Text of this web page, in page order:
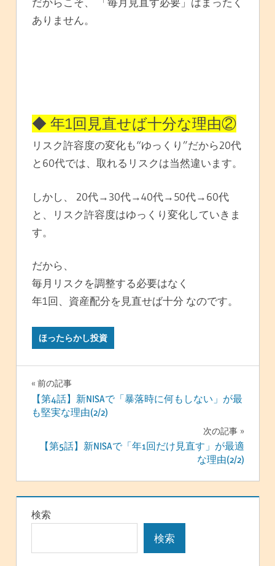
ありません。
◆ 年1回見直せば十分な理由②
リスク許容度の変化も“ゆっくり”だから20代
と60代では、取れるリスクは当然違います。
しかし、 20代→30代→40代→50代→60代
と、リスク許容度はゆっくり変化していきま
す。
だから、
毎月リスクを調整する必要はなく
年1回、資産配分を見直せば十分 なのです。
ほったらかし投資
投
稿
ゲ
ー
シ
ョ
前の記事
【第4話】新NISAで「暴落時に何もしない」が最
も堅実な理由(2/2)
次の記事
【第5話】新NISAで「年1回だけ見直す」が最適
な理由(2/2)
検索
検索